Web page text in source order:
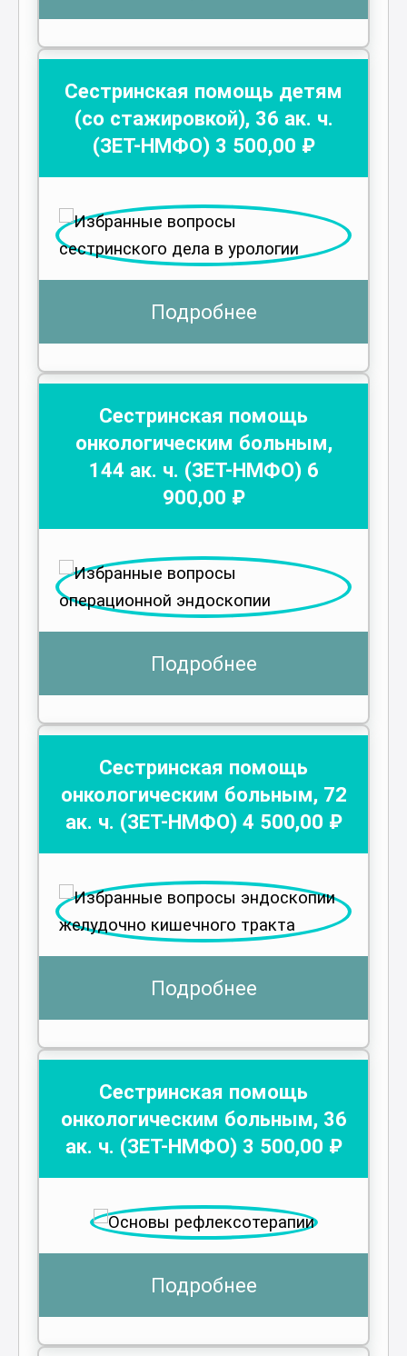
Сестринская помощь детям
(со стажировкой), 36 ак. ч.
(ЗЕТ-НМФО) 3 500,00 ₽
Подробнее
Сестринская помощь
онкологическим больным,
144 ак. ч. (ЗЕТ-НМФО) 6
900,00 ₽
Подробнее
Сестринская помощь
онкологическим больным, 72
ак. ч. (ЗЕТ-НМФО) 4 500,00 ₽
Подробнее
Сестринская помощь
онкологическим больным, 36
ак. ч. (ЗЕТ-НМФО) 3 500,00 ₽
Подробнее